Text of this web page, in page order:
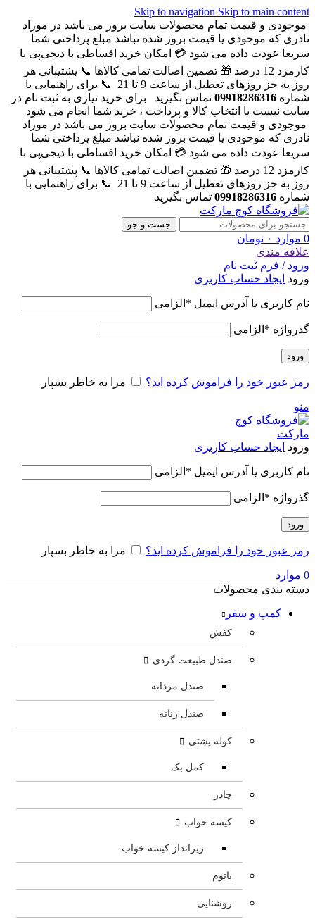
Skip to navigation Skip to main content
موجودی و قیمت تمام محصولات سایت بروز می باشد در موراد
نادری که موجودی یا قیمت بروز شده نباشد مبلغ پرداختی شما
سریعا عودت داده می شود 💳 امکان خرید اقساطی با دیجی‌پی با
کارمزد 12 درصد
🎁 تضمین اصالت تمامی کالاها 📞 پشتیبانی هر
روز به جز روزهای تعطیل از ساعت 9 تا 21
📞 برای راهنمایی با
شماره 09918286316 تماس بگیرید
برای خرید نیازی به ثبت نام در
سایت نیست با انتخاب کالا و پرداخت ، خرید شما انجام می شود
موجودی و قیمت تمام محصولات سایت بروز می باشد در موراد
نادری که موجودی یا قیمت بروز شده نباشد مبلغ پرداختی شما
سریعا عودت داده می شود 💳 امکان خرید اقساطی با دیجی‌پی با
کارمزد 12 درصد
🎁 تضمین اصالت تمامی کالاها 📞 پشتیبانی هر
روز به جز روزهای تعطیل از ساعت 9 تا 21
📞 برای راهنمایی با
شماره 09918286316 تماس بگیرید
جست و جو
0 موارد ۰ تومان
علاقه مندی
ورود / فرم ثبت نام
ورود ایجاد حساب کاربری
نام کاربری یا آدرس ایمیل * الزامی
گذرواژه * الزامی
ورود
رمز عبور خود را فراموش کرده اید؟ مرا به خاطر بسپار
منو
ورود ایجاد حساب کاربری
نام کاربری یا آدرس ایمیل * الزامی
گذرواژه * الزامی
ورود
رمز عبور خود را فراموش کرده اید؟ مرا به خاطر بسپار
0 موارد
دسته بندی محصولات
کمپ و سفر
کفش
صندل طبیعت گردی
صندل مردانه
صندل زنانه
کوله پشتی
کمل بک
چادر
کیسه خواب
زیرانداز کیسه خواب
باتوم
روشنایی